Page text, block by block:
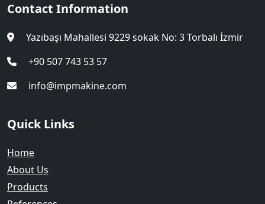
Contact Information
Yazıbaşı Mahallesi 9229 sokak No: 3 Torbalı İzmir
+90 507 743 53 57
info@impmakine.com
Quick Links
Home
About Us
Products